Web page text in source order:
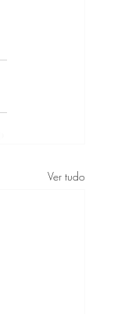
Ver tudo